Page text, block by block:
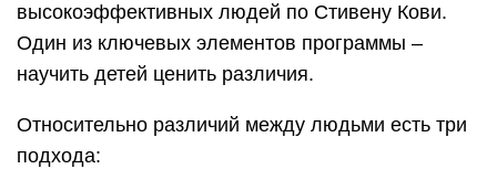
высокоэффективных людей по Стивену Кови.
Один из ключевых элементов программы –
научить детей ценить различия.
Относительно различий между людьми есть три
подхода: